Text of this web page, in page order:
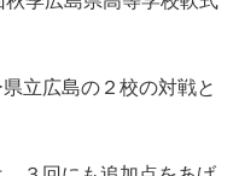
立広島の２校の対戦と